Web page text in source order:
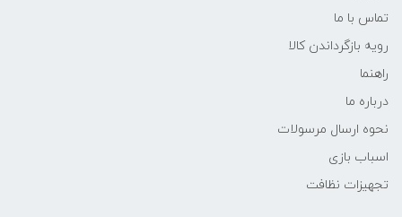
تماس با ما
رویه بازگرداندن کالا
راهنما
درباره ما
نحوه ارسال مرسولات
اسباب بازی
تجهیزات نظافت